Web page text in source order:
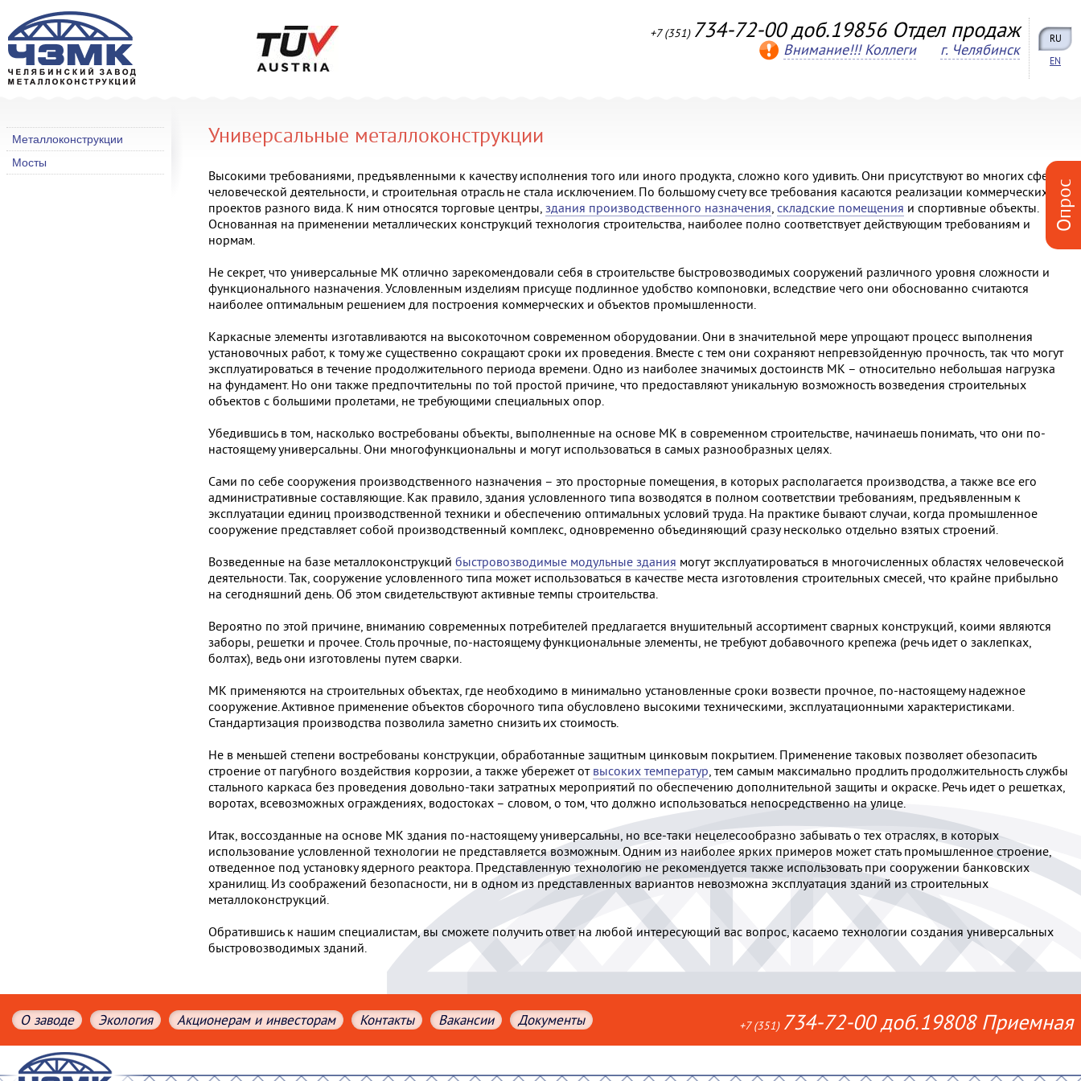
+7 (351) 734-72-00 доб.19856 Отдел продаж
Внимание!!! Коллеги г. Челябинск
RU
EN
Металлоконструкции
Мосты
Универсальные металлоконструкции
Высокими требованиями, предъявленными к качеству исполнения того или иного продукта, сложно кого удивить. Они присутствуют во многих сферах
человеческой деятельности, и строительная отрасль не стала исключением. По большому счету все требования касаются реализации коммерческих
проектов разного вида. К ним относятся торговые центры, здания производственного назначения, складские помещения и спортивные объекты.
Основанная на применении металлических конструкций технология строительства, наиболее полно соответствует действующим требованиям и
нормам.
Не секрет, что универсальные МК отлично зарекомендовали себя в строительстве быстровозводимых сооружений различного уровня сложности и
функционального назначения. Условленным изделиям присуще подлинное удобство компоновки, вследствие чего они обоснованно считаются
наиболее оптимальным решением для построения коммерческих и объектов промышленности.
Каркасные элементы изготавливаются на высокоточном современном оборудовании. Они в значительной мере упрощают процесс выполнения
установочных работ, к тому же существенно сокращают сроки их проведения. Вместе с тем они сохраняют непревзойденную прочность, так что могут
эксплуатироваться в течение продолжительного периода времени. Одно из наиболее значимых достоинств МК – относительно небольшая нагрузка
на фундамент. Но они также предпочтительны по той простой причине, что предоставляют уникальную возможность возведения строительных
объектов с большими пролетами, не требующими специальных опор.
Убедившись в том, насколько востребованы объекты, выполненные на основе МК в современном строительстве, начинаешь понимать, что они по-
настоящему универсальны. Они многофункциональны и могут использоваться в самых разнообразных целях.
Сами по себе сооружения производственного назначения – это просторные помещения, в которых располагается производства, а также все его
административные составляющие. Как правило, здания условленного типа возводятся в полном соответствии требованиям, предъявленным к
эксплуатации единиц производственной техники и обеспечению оптимальных условий труда. На практике бывают случаи, когда промышленное
сооружение представляет собой производственный комплекс, одновременно объединяющий сразу несколько отдельно взятых строений.
Возведенные на базе металлоконструкций быстровозводимые модульные здания могут эксплуатироваться в многочисленных областях человеческой
деятельности. Так, сооружение условленного типа может использоваться в качестве места изготовления строительных смесей, что крайне прибыльно
на сегодняшний день. Об этом свидетельствуют активные темпы строительства.
Вероятно по этой причине, вниманию современных потребителей предлагается внушительный ассортимент сварных конструкций, коими являются
заборы, решетки и прочее. Столь прочные, по-настоящему функциональные элементы, не требуют добавочного крепежа (речь идет о заклепках,
болтах), ведь они изготовлены путем сварки.
МК применяются на строительных объектах, где необходимо в минимально установленные сроки возвести прочное, по-настоящему надежное
сооружение. Активное применение объектов сборочного типа обусловлено высокими техническими, эксплуатационными характеристиками.
Стандартизация производства позволила заметно снизить их стоимость.
Не в меньшей степени востребованы конструкции, обработанные защитным цинковым покрытием. Применение таковых позволяет обезопасить
строение от пагубного воздействия коррозии, а также убережет от высоких температур, тем самым максимально продлить продолжительность службы
стального каркаса без проведения довольно-таки затратных мероприятий по обеспечению дополнительной защиты и окраске. Речь идет о решетках,
воротах, всевозможных ограждениях, водостоках – словом, о том, что должно использоваться непосредственно на улице.
Итак, воссозданные на основе МК здания по-настоящему универсальны, но все-таки нецелесообразно забывать о тех отраслях, в которых
использование условленной технологии не представляется возможным. Одним из наиболее ярких примеров может стать промышленное строение,
отведенное под установку ядерного реактора. Представленную технологию не рекомендуется также использовать при сооружении банковских
хранилищ. Из соображений безопасности, ни в одном из представленных вариантов невозможна эксплуатация зданий из строительных
металлоконструкций.
Обратившись к нашим специалистам, вы сможете получить ответ на любой интересующий вас вопрос, касаемо технологии создания универсальных
быстровозводимых зданий.
О заводе Экология Акционерам и инвесторам Контакты Вакансии Документы +7 (351) 734-72-00 доб.19808 Приемная
Опрос